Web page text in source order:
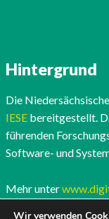
Hintergrund
Die
IESEbereitgestellt.
führenden
Software- und
Mehr unter
Wir verwenden